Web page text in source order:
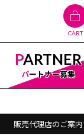
CART
PARTNER
パートナー募集
販売代理店のご案内